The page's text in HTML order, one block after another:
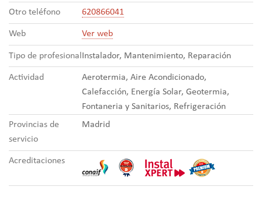
Otro teléfono 620866041
Web Ver web
Tipo de profesional Instalador, Mantenimiento, Reparación
Actividad
Aerotermia, Aire Acondicionado,
Calefacción, Energía Solar, Geotermia,
Fontaneria y Sanitarios, Refrigeración
Provincias de
servicio
Madrid
Acreditaciones